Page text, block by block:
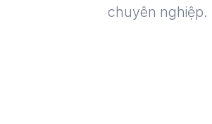
chuyên nghiệp.